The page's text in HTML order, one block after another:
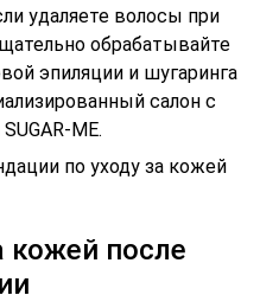
удаляете волосы при
обрабатывайте
эпиляции и шугаринга
салон с
ME.
по уходу за кожей
кожей после